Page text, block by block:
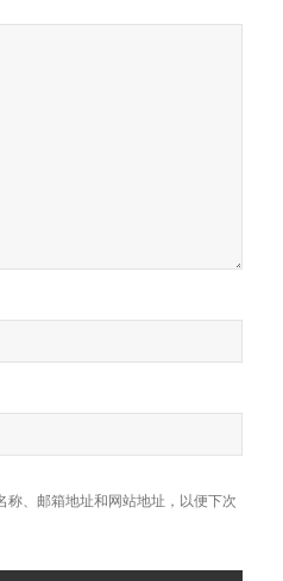
称、邮箱地址和网站地址，以便下次